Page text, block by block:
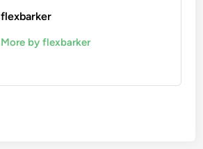
flexbarker
More by flexbarker